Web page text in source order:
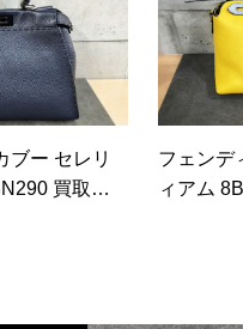
ブー セレリ
買取実
フェンデ
ィアム